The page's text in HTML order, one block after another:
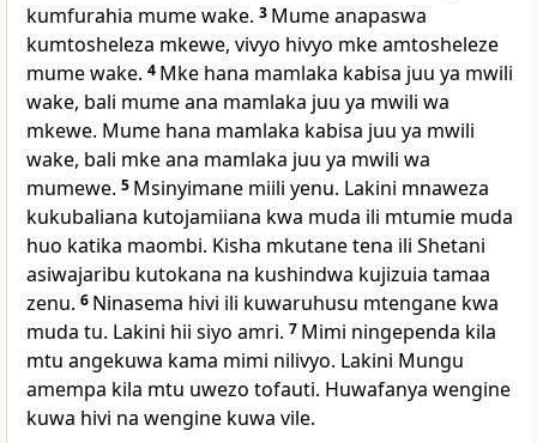
kumfurahia mume wake. 3 Mume anapaswa
kumtosheleza mkewe, vivyo hivyo mke amtosheleze
mume wake. 4 Mke hana mamlaka kabisa juu ya mwili
wake, bali mume ana mamlaka juu ya mwili wa
mkewe. Mume hana mamlaka kabisa juu ya mwili
wake, bali mke ana mamlaka juu ya mwili wa
mumewe. 5 Msinyimane miili yenu. Lakini mnaweza
kukubaliana kutojamiiana kwa muda ili mtumie muda
huo katika maombi. Kisha mkutane tena ili Shetani
asiwajaribu kutokana na kushindwa kujizuia tamaa
zenu. 6 Ninasema hivi ili kuwaruhusu mtengane kwa
muda tu. Lakini hii siyo amri. 7 Mimi ningependa kila
mtu angekuwa kama mimi nilivyo. Lakini Mungu
amempa kila mtu uwezo tofauti. Huwafanya wengine
kuwa hivi na wengine kuwa vile.